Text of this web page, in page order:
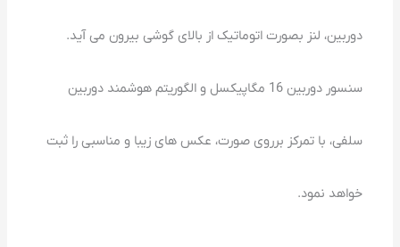
دوربین، لنز بصورت اتوماتیک از بالای گوشی بیرون می آید.
سنسور دوربین 16 مگاپیکسل و الگوریتم هوشمند دوربین
سلفی، با تمرکز برروی صورت، عکس های زیبا و مناسبی را ثبت
خواهد نمود.